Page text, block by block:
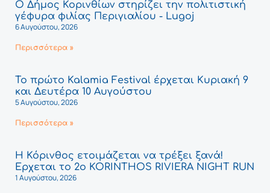
Ο Δήμος Κορινθίων στηρίζει την πολιτιστική
γέφυρα φιλίας Περιγιαλίου - Lugoj
6 Αυγούστου, 2026
Περισσότερα »
Το πρώτο Kalamia Festival έρχεται Κυριακή 9
και Δευτέρα 10 Αυγούστου
5 Αυγούστου, 2026
Περισσότερα »
Η Κόρινθος ετοιμάζεται να τρέξει ξανά!
Έρχεται το 2ο KORINTHOS RIVIERA NIGHT RUN
1 Αυγούστου, 2026